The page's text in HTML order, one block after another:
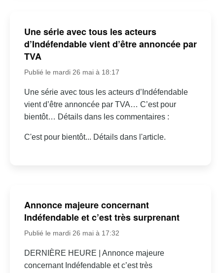
Une série avec tous les acteurs
d’Indéfendable vient d’être annoncée par
TVA
Publié le mardi 26 mai à 18:17
Une série avec tous les acteurs d’Indéfendable
vient d’être annoncée par TVA… C’est pour
bientôt… Détails dans les commentaires :
C'est pour bientôt... Détails dans l'article.
Annonce majeure concernant
Indéfendable et c’est très surprenant
Publié le mardi 26 mai à 17:32
DERNIÈRE HEURE | Annonce majeure
concernant Indéfendable et c’est très